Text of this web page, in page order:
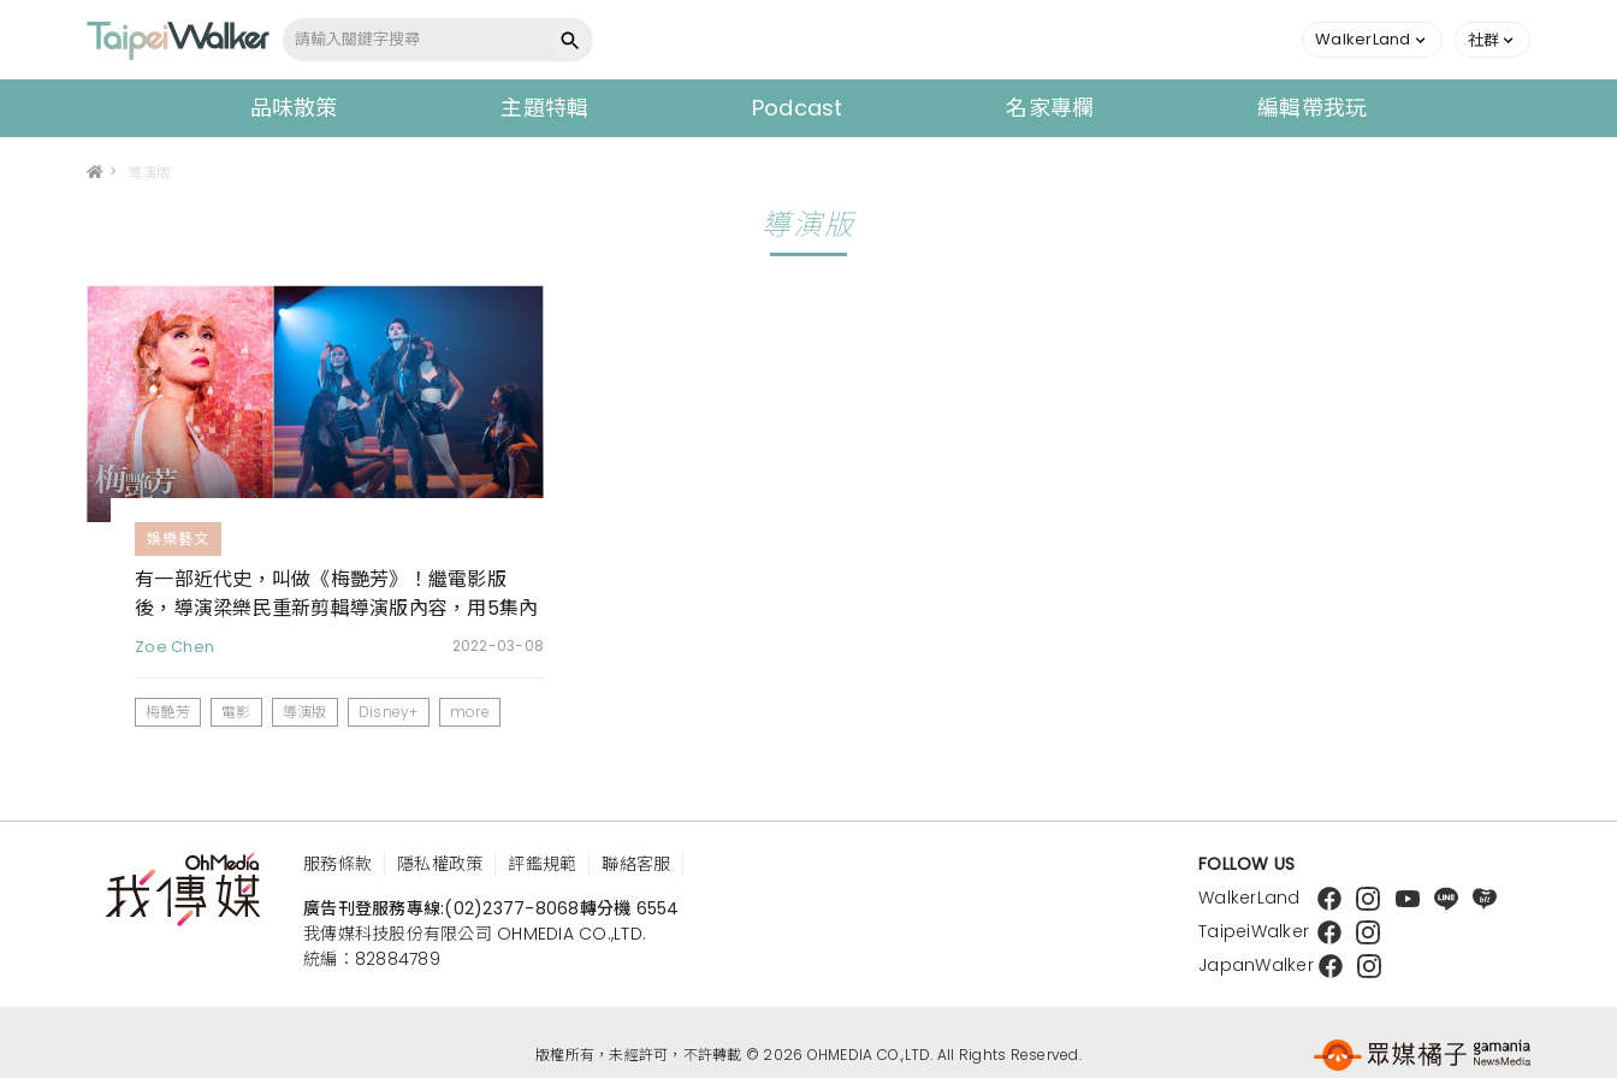
WalkerLand 社群
品味散策 主題特輯 Podcast 名家專欄 編輯帶我玩
> 導演版
導演版
娛樂藝文
有一部近代史，叫做《梅艷芳》！繼電影版
後，導演梁樂民重新剪輯導演版內容，用5集內
容將梅艷芳生平故事說得更完整
Zoe Chen 2022-03-08
梅艷芳 電影 導演版 Disney+ more
服務條款 隱私權政策 評鑑規範
聯絡客服
廣告刊登服務專線:(02)2377-8068轉分機 6554
我傳媒科技股份有限公司 OHMEDIA CO.,LTD.
統編：82884789
FOLLOW US
WalkerLand
TaipeiWalker
JapanWalker
版權所有，未經許可，不許轉載 © 2026 OHMEDIA CO.,LTD. All Rights Reserved.